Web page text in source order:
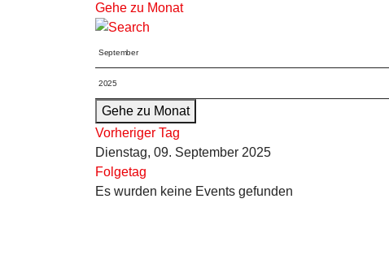
Gehe zu Monat
Gehe zu Monat
Vorheriger Tag
Dienstag, 09. September 2025
Folgetag
Es wurden keine Events gefunden